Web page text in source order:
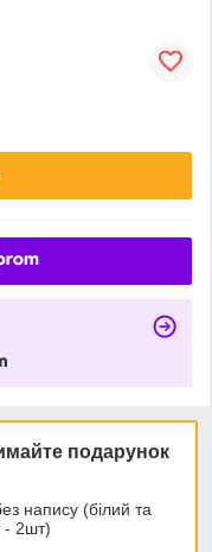
подарунок
напису (білий та
- 2шт)